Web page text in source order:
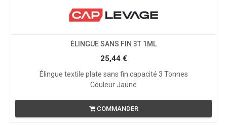
ÉLINGUE SANS FIN 3T 1ML
25,44€
Élingue textile plate sans fin capacité 3 Tonnes
Couleur Jaune
COMMANDER